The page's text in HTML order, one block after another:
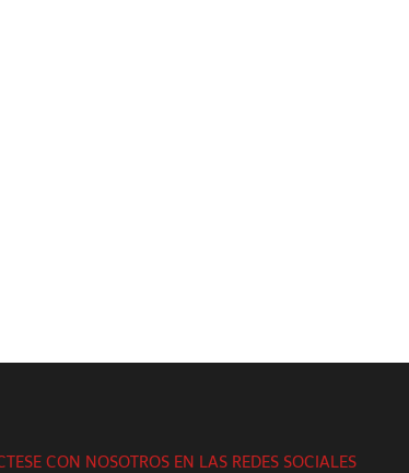
CON NOSOTROS EN LAS REDES SOCIALES